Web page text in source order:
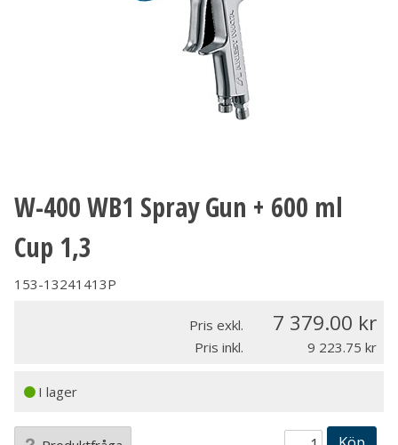
W-400 WB1 Spray Gun + 600 ml
Cup 1,3
153-13241413P
Pris exkl. 7 379.00
Pris inkl. 9 223.75
I lager